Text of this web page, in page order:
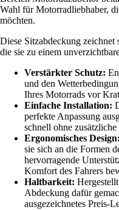
Wahl für Motorradliebhaber,
möchten.
Diese Sitzabdeckung zeichnet
die sie zu einem
Verstärkter Schutz:
und den
Ihres Motorrads vor
Einfache Installation:
perfekte Anpassung
schnell ohne
Ergonomisches Design:
sie sich an die Formen
hervorragende
Komfort des Fahrers
Haltbarkeit:
Abdeckung dafür
ausgezeichnetes Preis-